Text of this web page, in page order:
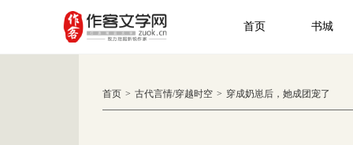
首页 书城
首页 > 古代言情/穿越时空 > 穿成奶崽后，她成团宠了